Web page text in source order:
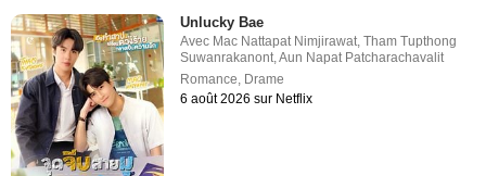
Unlucky Bae
Avec Mac Nattapat Nimjirawat ,Tham Tupthong
Suwanrakanont ,Aun Napat Patcharachavalit
Romance Drame
6 août 2026 sur Netflix